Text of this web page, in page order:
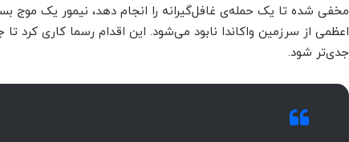
مخفی شده تا یک حمله‌ی غافل‌گیرانه را انجام دهد، نیمور یک موج
اعظمی از سرزمین واکاندا نابود می‌شود. این اقدام رسما کاری کرد
جدی‌تر شود.